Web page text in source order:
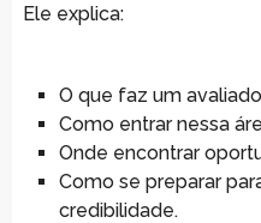
Ele explica:
O que faz um
Como entrar nessa
Onde encontrar
Como se preparar
credibilidade.